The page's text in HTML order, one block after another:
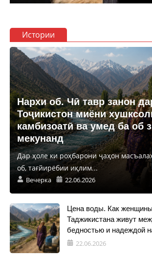
Истории
Нархи об. Чӣ тавр занон
Тоҷикистон миёни
камбизоатӣ ва умед ба об
мекунанд
Дар ҳоле ки роҳбарони ҷаҳон
об, тағйирёбии иқлим...
Вечерка 22.06.2026
Цена воды. Как
Таджикистана живут
бедностью и надеждой
22.06.2026